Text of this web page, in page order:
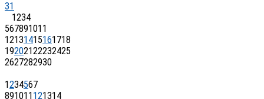
31
1234
567891011
12131415161718
19202122232425
2627282930
1234567
891011 121314